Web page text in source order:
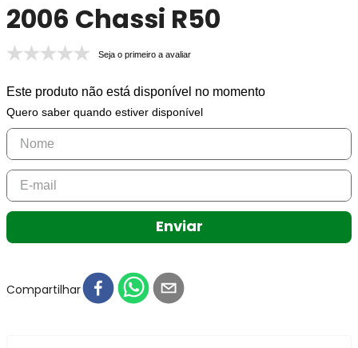
2006 Chassi R50
Seja o primeiro a avaliar
Este produto não está disponível no momento
Quero saber quando estiver disponível
Enviar
Compartilhar